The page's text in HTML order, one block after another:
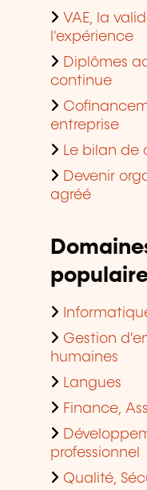
VAE, la
l'expérience
Diplômes
continue
entreprise
Le bilan de
Devenir
agréé
Gestion
humaines
Langues
Finance,
professionnel
Qualité,